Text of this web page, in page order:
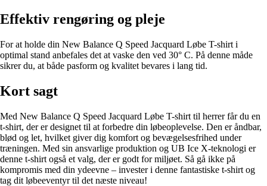
Effektiv rengøring og pleje
For at holde din New Balance Q Speed Jacquard Løbe T-shirt i
optimal stand anbefales det at vaske den ved 30° C. På denne måde
sikrer du, at både pasform og kvalitet bevares i lang tid.
Kort sagt
Med New Balance Q Speed Jacquard Løbe T-shirt til herrer får du en
t-shirt, der er designet til at forbedre din løbeoplevelse. Den er åndbar,
blød og let, hvilket giver dig komfort og bevægelsesfrihed under
træningen. Med sin ansvarlige produktion og UB Ice X-teknologi er
denne t-shirt også et valg, der er godt for miljøet. Så gå ikke på
kompromis med din ydeevne – invester i denne fantastiske t-shirt og
tag dit løbeeventyr til det næste niveau!